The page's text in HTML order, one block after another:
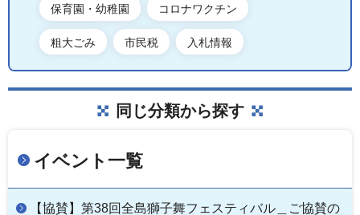
保育園・幼稚園 コロナワクチン
粗大ごみ 市民税 入札情報
同じ分類から探す
イベント一覧
【協賛】第38回全島獅子舞フェスティバル＿ご協賛の